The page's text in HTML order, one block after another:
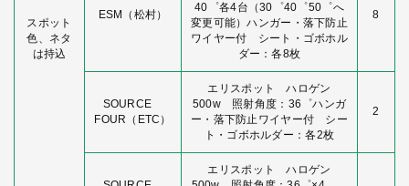
スポット
色、ネタ
は持込
ESM（松村）
40゜各4台（30゜40゜50゜へ
変更可能）ハンガー・落下防止
ワイヤー付 シート・ゴボホル
ダー：各8枚
8
SOURCE
FOUR（ETC）
エリスポット ハロゲン
500w 照射角度：36゜ハンガ
ー・落下防止ワイヤー付 シー
ト・ゴボホルダー：各2枚
2
エリスポット ハロゲン